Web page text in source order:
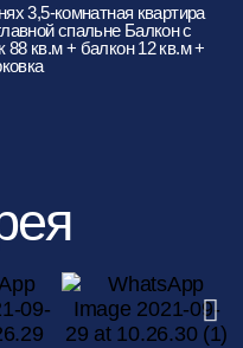
3,5-комнатная квартира
спальне Балкон с
кв.м + балкон 12 кв.м +